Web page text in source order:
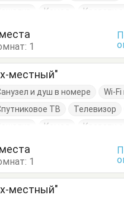
Комод Кровати
1
местный"
и душ в номере Wi-
ТВ
Телевизор
Комод Кровати
1
местный"